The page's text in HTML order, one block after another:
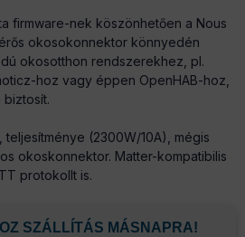
firmware-nek köszönhetően a Nous
okosokonnektor könnyedén
okosotthon rendszerekhez, pl.
hoz vagy éppen OpenHAB-hoz,
biztosít.
teljesítménye (2300W/10A), mégis
okoskonnektor. Matter-kompatibilis
protokollt is.
SZÁLLÍTÁS MÁSNAPRA!